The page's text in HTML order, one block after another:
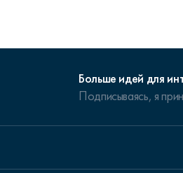
Больше идей для
Подписываясь, я